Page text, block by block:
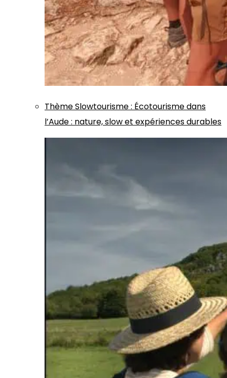
ThèmeSlowtourisme: Écotourisme dans
l’Aude : nature, slow et expériences durables